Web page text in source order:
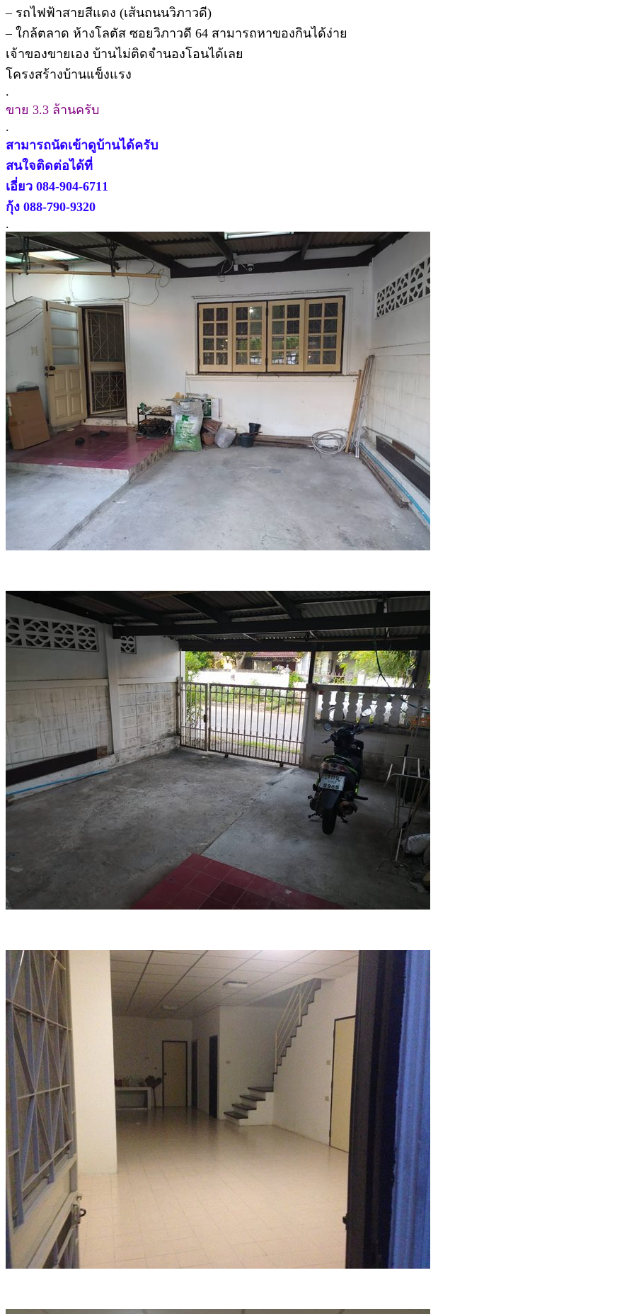
– รถไฟฟ้าสายสีแดง (เส้นถนนวิภาวดี)
– ใกล้ตลาด ห้างโลตัส ซอยวิภาวดี 64 สามารถหาของกินได้ง่าย
เจ้าของขายเอง บ้านไม่ติดจำนองโอนได้เลย
โครงสร้างบ้านแข็งแรง
.
ขาย 3.3 ล้านครับ
.
สามารถนัดเข้าดูบ้านได้ครับ
สนใจติดต่อได้ที่
เอี่ยว 084-904-6711
กุ้ง 088-790-9320
.